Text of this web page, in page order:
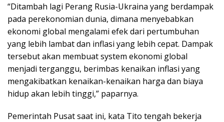
“Ditambah lagi Perang Rusia-Ukraina yang berdampak
pada perekonomian dunia, dimana menyebabkan
ekonomi global mengalami efek dari pertumbuhan
yang lebih lambat dan inflasi yang lebih cepat. Dampak
tersebut akan membuat system ekonomi global
menjadi terganggu, berimbas kenaikan inflasi yang
mengakibatkan kenaikan-kenaikan harga dan biaya
hidup akan lebih tinggi,” paparnya.
Pemerintah Pusat saat ini, kata Tito tengah bekerja